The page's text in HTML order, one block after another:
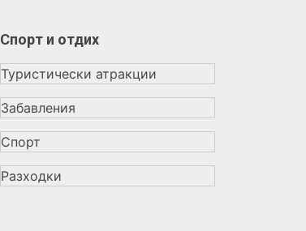
Спорт и отдих
Туристически атракции
Забавления
Спорт
Разходки